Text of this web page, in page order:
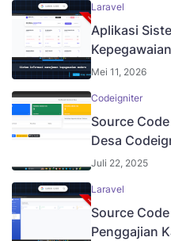
Laravel
Aplikasi
Mei 11, 2026
Codeigniter
Source
Desa
Juli 22, 2025
Laravel
Source
Penggajian